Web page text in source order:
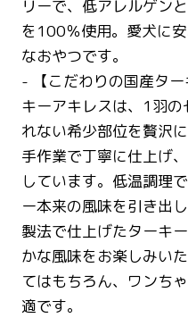
リーで、低アレルゲン
を100％使用。愛犬に
なおやつです。
- 【こだわりの国産タ
キーアキレスは、1羽
れない希少部位を贅沢
手作業で丁寧に仕上げ
しています。低温調理
ー本来の風味を引き出
製法で仕上げたターキ
かな風味をお楽しみい
てはもちろん、ワンち
適です。